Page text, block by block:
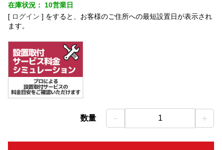
在庫状況： 10営業日
[ ログイン ] をすると、お客様のご住所への最短設置日が表示され
ます。
数量 － 1 ＋